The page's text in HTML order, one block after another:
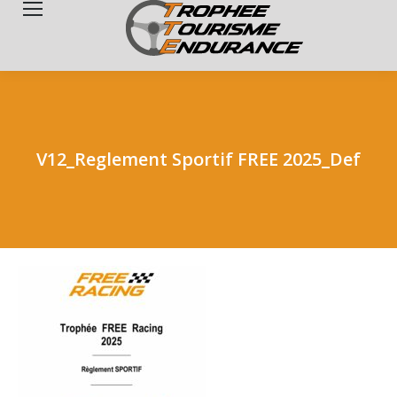
V12_Reglement Sportif FREE 2025_Def